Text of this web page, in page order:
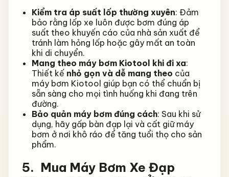
Kiểm tra áp suất lốp thường xuyên: Đảm
bảo rằng lốp xe luôn được bơm đúng áp
suất theo khuyến cáo của nhà sản xuất để
tránh làm hỏng lốp hoặc gây mất an toàn
khi di chuyển.
Mang theo máy bơm Kiotool khi đi xa:
Thiết kế nhỏ gọn và dễ mang theo của
máy bơm Kiotool giúp bạn có thể chuẩn bị
sẵn sàng cho mọi tình huống khi đang trên
đường.
Bảo quản máy bơm đúng cách: Sau khi sử
dụng, hãy gấp bàn đạp lại và cất giữ máy
bơm ở nơi khô ráo để tăng tuổi thọ cho sản
phẩm.
5. Mua Máy Bơm Xe Đạp